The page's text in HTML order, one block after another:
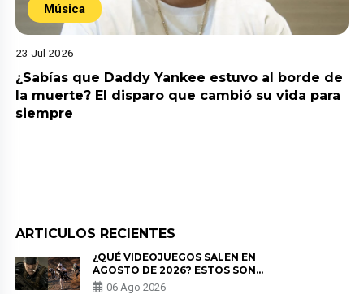
Música
23 Jul 2026
¿Sabías que Daddy Yankee estuvo al borde de
la muerte? El disparo que cambió su vida para
siempre
ARTICULOS RECIENTES
¿QUÉ VIDEOJUEGOS SALEN EN
AGOSTO DE 2026? ESTOS SON
LOS ESTRENOS MÁS ESPERADOS
06 Ago 2026